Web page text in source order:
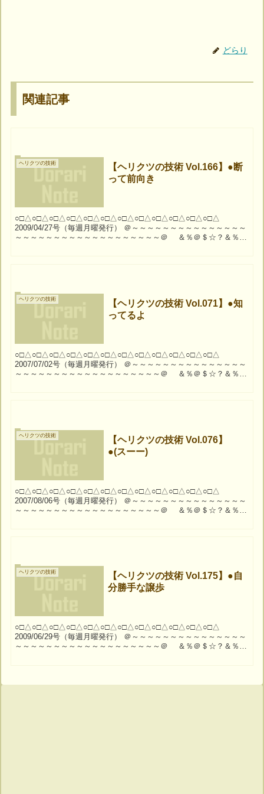
どらり
関連記事
ヘリクツの技術
【ヘリクツの技術 Vol.166】●断
って前向き
○□△○□△○□△○□△○□△○□△○□△○□△○□△○□△○□△○□△
2009/04/27号（毎週月曜発行） ＠～～～～～～～～～～～～～～～
～～～～～～～～～～～～～～～～～～～＠ ＆％＠＄☆？＆％＠
ヘリクツの技術
【ヘリクツの技術 Vol.071】●知
ってるよ
○□△○□△○□△○□△○□△○□△○□△○□△○□△○□△○□△○□△
2007/07/02号（毎週月曜発行） ＠～～～～～～～～～～～～～～～
～～～～～～～～～～～～～～～～～～～＠ ＆％＠＄☆？＆％＠
ヘリクツの技術
【ヘリクツの技術 Vol.076】
●(スーー)
○□△○□△○□△○□△○□△○□△○□△○□△○□△○□△○□△○□△
2007/08/06号（毎週月曜発行） ＠～～～～～～～～～～～～～～～
～～～～～～～～～～～～～～～～～～～＠ ＆％＠＄☆？＆％＠
ヘリクツの技術
【ヘリクツの技術 Vol.175】●自
分勝手な譲歩
○□△○□△○□△○□△○□△○□△○□△○□△○□△○□△○□△○□△
2009/06/29号（毎週月曜発行） ＠～～～～～～～～～～～～～～～
～～～～～～～～～～～～～～～～～～～＠ ＆％＠＄☆？＆％＠